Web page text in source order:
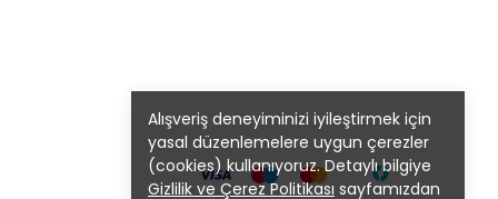
Alışveriş deneyiminizi iyileştirmek için
yasal düzenlemelere uygun çerezler
(cookies) kullanıyoruz. Detaylı bilgiye
Gizlilik ve Çerez Politikası sayfamızdan